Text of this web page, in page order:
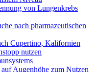
von Lungenkrebs
nach pharmazeutischen
Cupertino, Kalifornien
nutzen
Augenhöhe zum Nutzen